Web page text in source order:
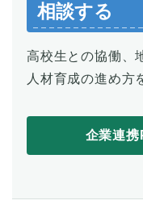
相談する
高校生との協働、
人材育成の進め方
企業連